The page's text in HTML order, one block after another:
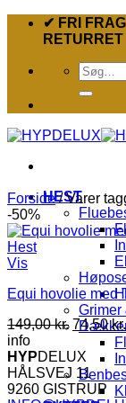
Fortsæt✔ FRI
RETURRET
Søg
efter:
HEST
Forside /Varer
-50%
Vis
Equi hovolie med
149,00kr. Den
pris
var:
149,00
74,50kr.
info
HYPDELUX
HÅLSVEJ 11
9260 GISTRUP